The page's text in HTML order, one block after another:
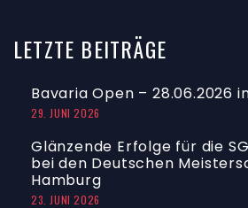
LETZTE BEITRÄGE
Bavaria Open – 28.06.2026
29. JUNI 2026
Glänzende Erfolge für die
bei den Deutschen
Hamburg
23. JUNI 2026